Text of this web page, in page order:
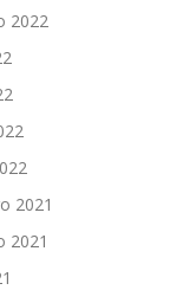
2022
2021
2021